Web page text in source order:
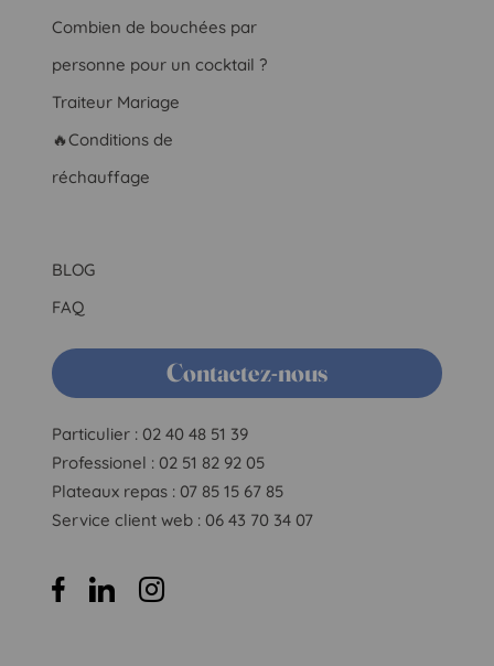
Combien de bouchées par
personne pour un cocktail ?
Traiteur Mariage
🔥Conditions de
réchauffage
BLOG
FAQ
Contactez-nous
Particulier : 02 40 48 51 39
Professionel : 02 51 82 92 05
Plateaux repas : 07 85 15 67 85
Service client web : 06 43 70 34 07